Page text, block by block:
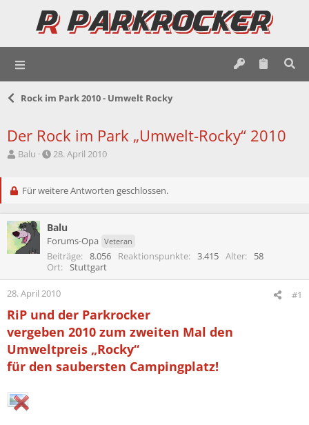
Rock im Park 2010 - Umwelt Rocky
Der Rock im Park „Umwelt-Rocky“ 2010
E
t
l
e
r
Balu
E
t
l
t
a
m
28. April 2010
Für weitere Antworten geschlossen.
Balu
Forums-Opa Veteran
Beiträge 8.056 Reaktionspunkte 3.415 Alter
58
Ort
Stuttgart
28. April 2010 #1
RiP und der Parkrocker
vergeben 2010 zum zweiten Mal den
Umweltpreis „Rocky“
für den saubersten Campingplatz!